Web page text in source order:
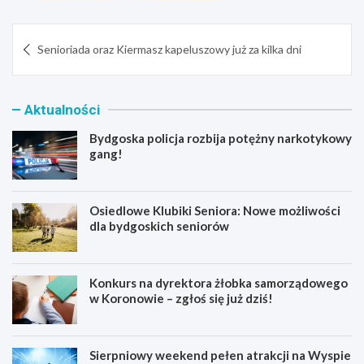
wpisu
Senioriada oraz Kiermasz kapeluszowy już za kilka dni
Aktualności
Bydgoska policja rozbija potężny narkotykowy
gang!
Osiedlowe Klubiki Seniora: Nowe możliwości
dla bydgoskich seniorów
Konkurs na dyrektora żłobka samorządowego
w Koronowie – zgłoś się już dziś!
Sierpniowy weekend pełen atrakcji na Wyspie